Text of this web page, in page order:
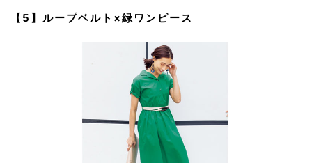
【5】ループベルト×緑ワンピース